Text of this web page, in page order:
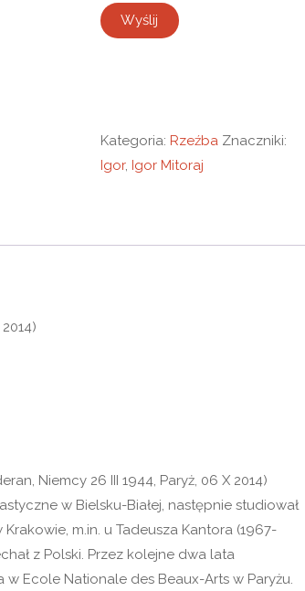
Kategoria: Rzeźba Znaczniki:
Igor, Igor Mitoraj
Niemcy 26 III 1944, Paryż, 06 X 2014)
w Bielsku-Białej, następnie studiował
m.in. u Tadeusza Kantora (1967-
z Polski. Przez kolejne dwa lata
w Ecole Nationale des Beaux-Arts w Paryżu.